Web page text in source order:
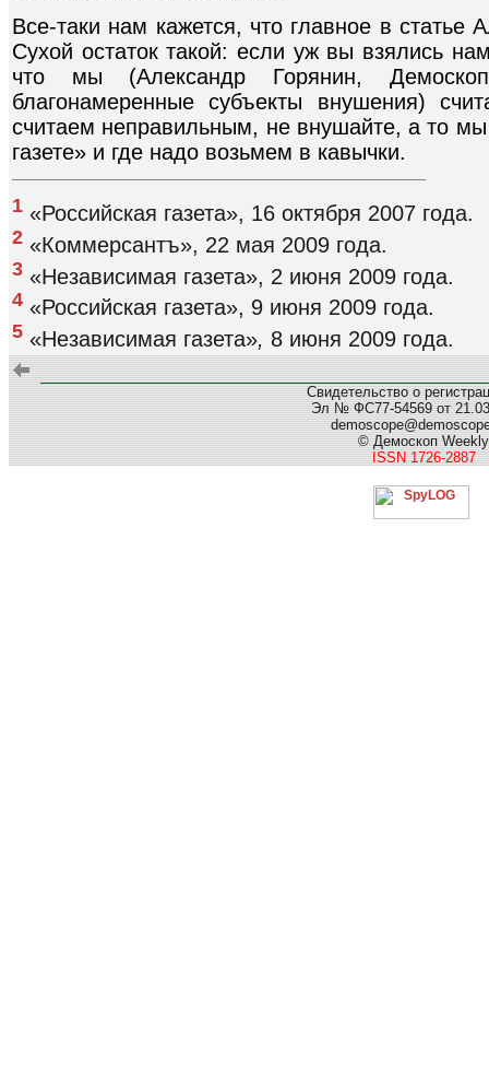
Все-таки нам кажется, что главное в
Сухой остаток такой: если уж вы взялись
что мы (Александр Горянин,
благонамеренные субъекты внушения)
считаем неправильным, не внушайте, а то
газете» и где надо возьмем в кавычки.
1 «Российская газета», 16 октября 2007 года.
2 «Коммерсантъ», 22 мая 2009 года.
3 «Независимая газета», 2 июня 2009 года.
4 «Российская газета», 9 июня 2009 года.
5 «Независимая газета», 8 июня 2009 года.
Свидетельство о
Эл № ФС77-54569 от
© Демоскоп Weekly
ISSN 1726-2887